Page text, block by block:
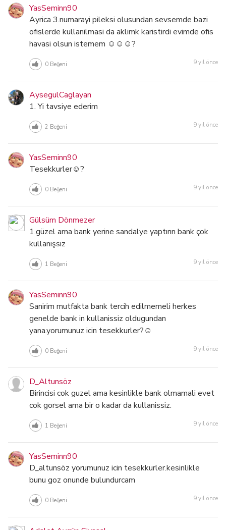
YasSeminn90
Ayrica 3.numarayi pileksi olusundan sevsemde bazi
ofislerde kullanilmasi da aklimk karistirdi evimde ofis
havasi olsun istemem ☺☺☺?
0Beğeni 9 yıl önce
AysegulCaglayan
1. Yi tavsiye ederim
2 Beğeni 9 yıl önce
YasSeminn90
Tesekkurler☺?
0Beğeni 9 yıl önce
Gülsüm Dönmezer
1.güzel ama bank yerine sandalye yaptırın bank çok
kullanışsız
1 Beğeni 9 yıl önce
YasSeminn90
Sanirim mutfakta bank tercih edilmemeli herkes
genelde bank in kullanissiz oldugundan
yana.yorumunuz icin tesekkurler?☺
0Beğeni 9 yıl önce
D_Altunsöz
Birincisi cok guzel ama kesinlikle bank olmamali evet
cok gorsel ama bir o kadar da kullanissiz.
1 Beğeni 9 yıl önce
YasSeminn90
D_altunsöz yorumunuz icin tesekkurler.kesinlikle
bunu goz onunde bulundurcam
0Beğeni 9 yıl önce